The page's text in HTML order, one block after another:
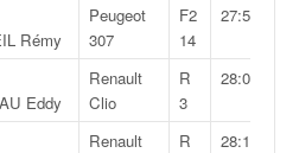
Rémy
Peugeot
307
F2
14
27:50,3
Eddy
Renault
Clio
R
3
28:08,1
Renault
R
28:12,2